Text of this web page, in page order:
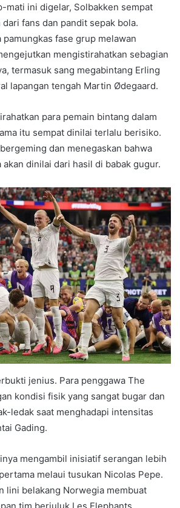
mati ini digelar, Solbakken sempat
fans dan pandit sepak bola.
pamungkas fase grup melawan
mengistirahatkan sebagian
termasuk sang megabintang Erling
lapangan tengah Martin Ødegaard.
para pemain bintang dalam
itu sempat dinilai terlalu berisiko.
dan menegaskan bahwa
dinilai dari hasil di babak gugur.
jenius. Para penggawa The
kondisi fisik yang sangat bugar dan
ledak saat menghadapi intensitas
Gading.
mengambil inisiatif serangan lebih
melaui tusukan Nicolas Pepe.
lini belakang Norwegia membuat